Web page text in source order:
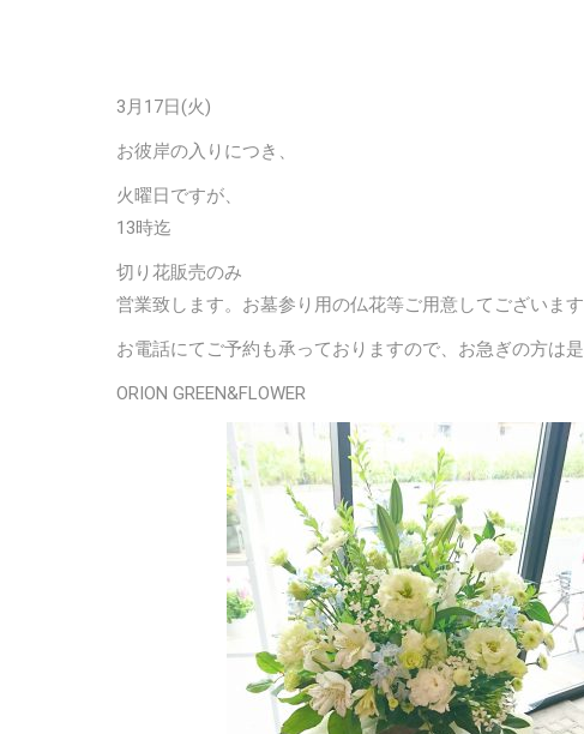
3月17日(火)
お彼岸の入りにつき、
火曜日ですが、
13時迄
切り花販売のみ
営業致します。お墓参り用の仏花等ご用意してございます
お電話にてご予約も承っておりますので、お急ぎの方は是
ORION GREEN&FLOWER